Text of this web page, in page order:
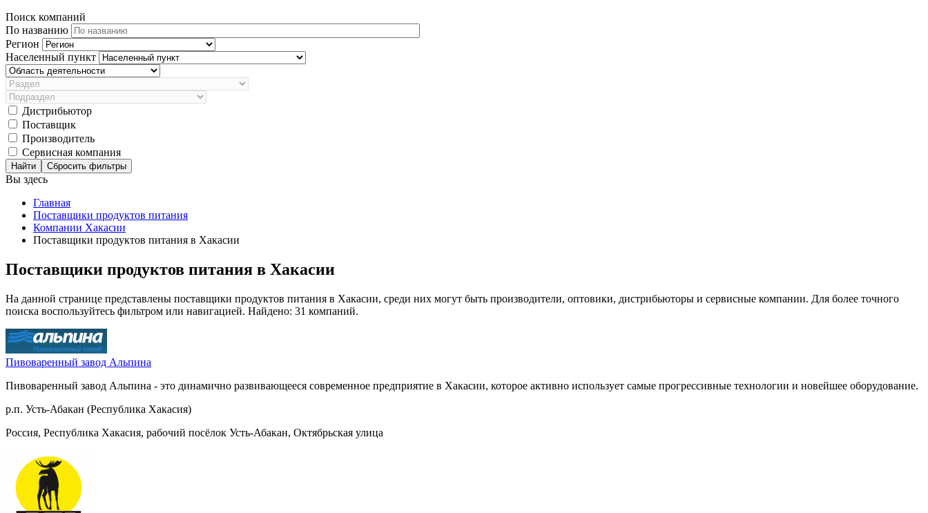
Поиск компаний
По названию
Регион
Населенный пункт
Дистрибьютор
Поставщик
Производитель
Сервисная компания
Сбросить фильтры
Вы здесь
Главная
Поставщики продуктов питания
Компании Хакасии
Поставщики продуктов питания в Хакасии
Поставщики продуктов питания в Хакасии
На данной странице представлены поставщики продуктов питания в Хакасии, среди них могут быть производители, оптовики, дистрибьюторы и сервисные компании. Для более точного
поиска воспользуйтесь фильтром или навигацией. Найдено: 31 компаний.
Пивоваренный завод Альпина
Пивоваренный завод Альпина - это динамично развивающееся современное предприятие в Хакасии, которое активно использует самые прогрессивные технологии и новейшее оборудование.
р.п. Усть-Абакан (Республика Хакасия)
Россия, Республика Хакасия, рабочий посёлок Усть-Абакан, Октябрьская улица